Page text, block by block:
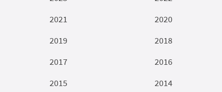
2021
2020
2019
2018
2017
2016
2015
2014